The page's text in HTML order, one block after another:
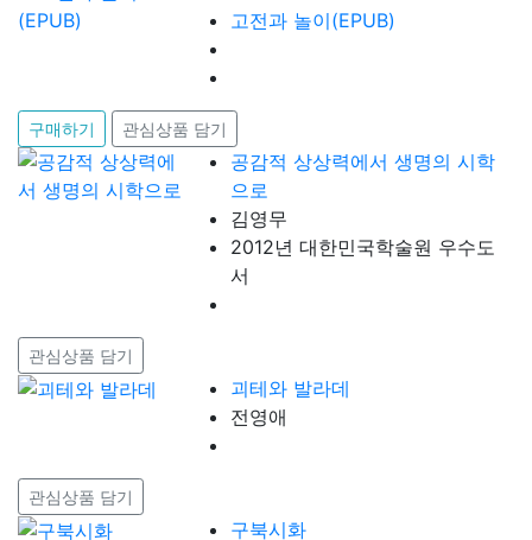
고전과 놀이(EPUB)
구매하기 관심상품 담기
공감적 상상력에서 생명의 시학
으로
김영무
2012년 대한민국학술원 우수도
서
관심상품 담기
괴테와 발라데
전영애
관심상품 담기
구북시화